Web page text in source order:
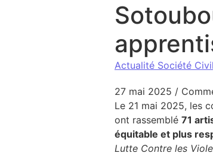
Actualité Société
27 mai 2025 /
Le 21 mai 2025, les
ont rassemblé 71
équitable et plus
Lutte Contre les